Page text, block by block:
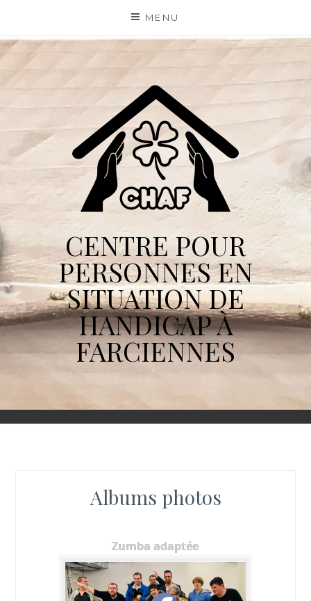
content
MENU
CENTRE POUR
PERSONNES EN
SITUATION DE
HANDICAP À
FARCIENNES
Albums photos
Zumba adaptée